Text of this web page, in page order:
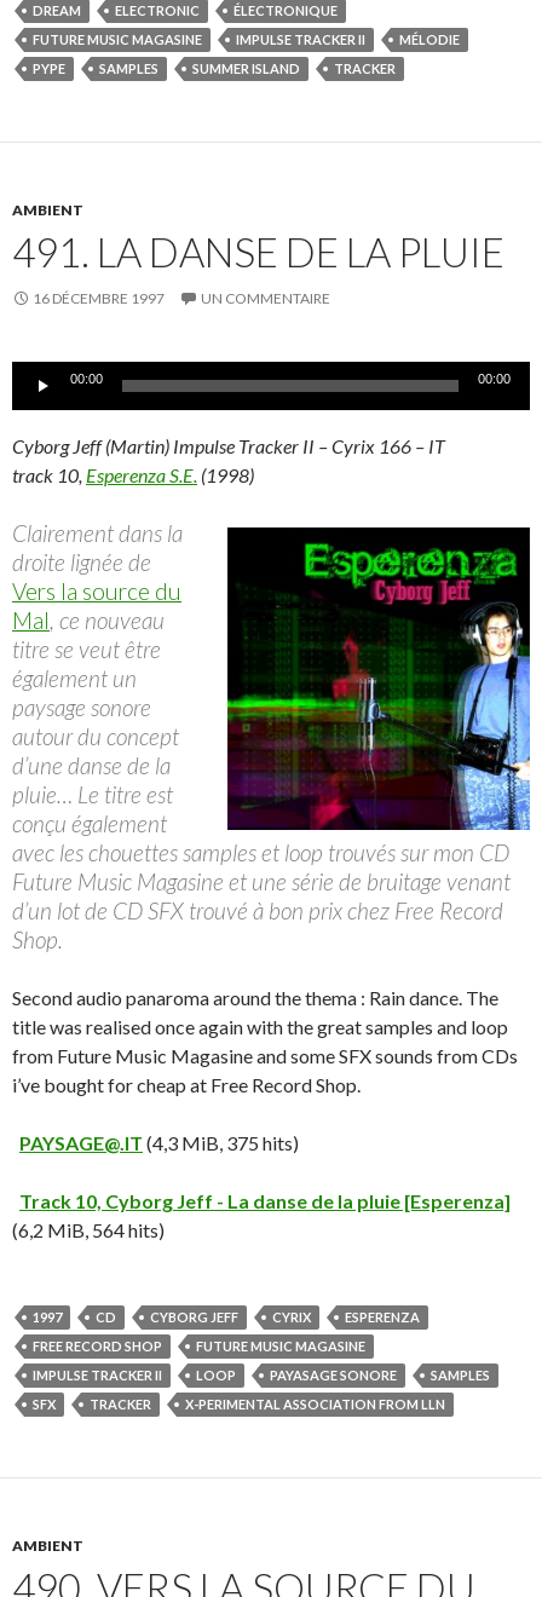
DREAM
ELECTRONIC
ÉLECTRONIQUE
FUTURE MUSIC MAGASINE
IMPULSE TRACKER II
MÉLODIE
PYPE
SAMPLES SUMMER ISLAND TRACKER
AMBIENT
491. LA DANSE DE LA PLUIE
16 DÉCEMBRE 1997 UN COMMENTAIRE
Lecteur00:00 00:00
Cyborg Jeff (Martin) Impulse Tracker II – Cyrix 166 – IT
track 10, Esperenza S.E. (1998)
Clairement dans la
droite lignée de
Vers la source du
Mal, ce nouveau
titre se veut être
également un
paysage sonore
autour du concept
d’une danse de la
pluie… Le titre est
conçu également
avec les chouettes samples et loop trouvés sur mon CD
Future Music Magasine et une série de bruitage venant
d’un lot de CD SFX trouvé à bon prix chez Free Record
Shop.
Second audio panaroma around the thema : Rain dance. The
title was realised once again with the great samples and loop
from Future Music Magasine and some SFX sounds from CDs
i’ve bought for cheap at Free Record Shop.
PAYSAGE@.IT (4,3 MiB, 375 hits)
Track 10, Cyborg Jeff - La danse de la pluie [Esperenza]
(6,2 MiB, 564 hits)
1997 CD CYBORG JEFF CYRIX
ESPERENZA
FREE RECORD SHOP
FUTURE MUSIC MAGASINE
IMPULSE TRACKER II
LOOP PAYASAGE SONORE
SAMPLES
SFX
TRACKER X-PERIMENTAL ASSOCIATION FROM LLN
AMBIENT
490. VERS LA SOURCE DU